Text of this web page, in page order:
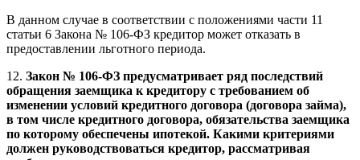
В данном случае в соответствии с положениями части 11
статьи 6 Закона № 106-ФЗ кредитор может отказать в
предоставлении льготного периода.
12. Закон № 106-ФЗ предусматривает ряд последствий
обращения заемщика к кредитору с требованием об
изменении условий кредитного договора (договора займа),
в том числе кредитного договора, обязательства заемщика
по которому обеспечены ипотекой. Какими критериями
должен руководствоваться кредитор, рассматривая